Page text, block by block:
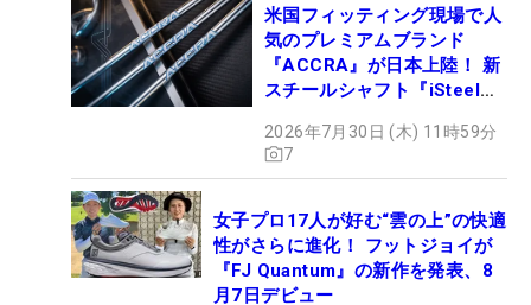
米国フィッティング現場で人
気のプレミアムブランド
『ACCRA』が日本上陸！ 新
スチールシャフト『iSteel
2026年7月30日 (木) 11時59分
7
女子プロ17人が好む“雲の上”の快適
性がさらに進化！ フットジョイが
『FJ Quantum』の新作を発表、8
月7日デビュー